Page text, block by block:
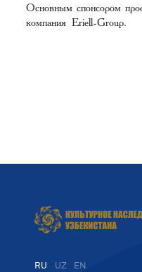
Основным спонсором
компания Eriell-Group.
RU UZ EN